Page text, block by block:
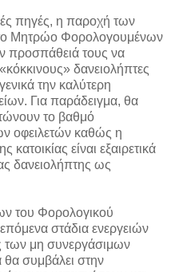
πηγές, η παροχή των
Μητρώο Φορολογουμένων
προσπάθειά τους να
δανειολήπτες
την καλύτερη
Για παράδειγμα, θα
το βαθμό
οφειλετών καθώς η
είναι εξαιρετικά
δανειολήπτης ως
του Φορολογικού
στάδια ενεργειών
των μη συνεργάσιμων
θα συμβάλει στην